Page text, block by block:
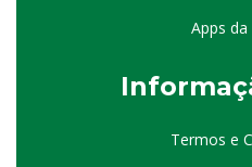
Apps da
I
Termos e